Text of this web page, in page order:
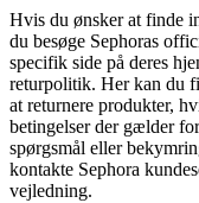
Hvis du ønsker at finde
du besøge Sephoras
specifik side på deres
returpolitik. Her kan du
at returnere produkter,
betingelser der gælder
spørgsmål eller
kontakte Sephora
vejledning.